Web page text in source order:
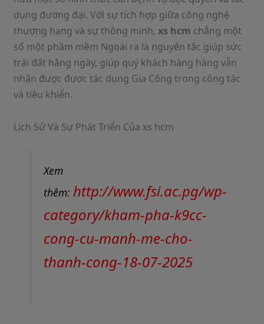
dụng đương đại. Với sự tích hợp giữa công nghệ
thượng hạng và sự thông minh,xs hcm chẳng một
số một phầm mềm Ngoài ra là nguyên tắc giúp sức
trái đất hằng ngày, giúp quý khách hàng hàng vẫn
nhận được được tác dụng Gia Công trong công tác
và tiêu khiển.
Lịch Sử Và Sự Phát Triển Của xs hcm
Xem
thêm:http://www.fsi.ac.pg/wp-
category/kham-pha-k9cc-
cong-cu-manh-me-cho-
thanh-cong-18-07-2025